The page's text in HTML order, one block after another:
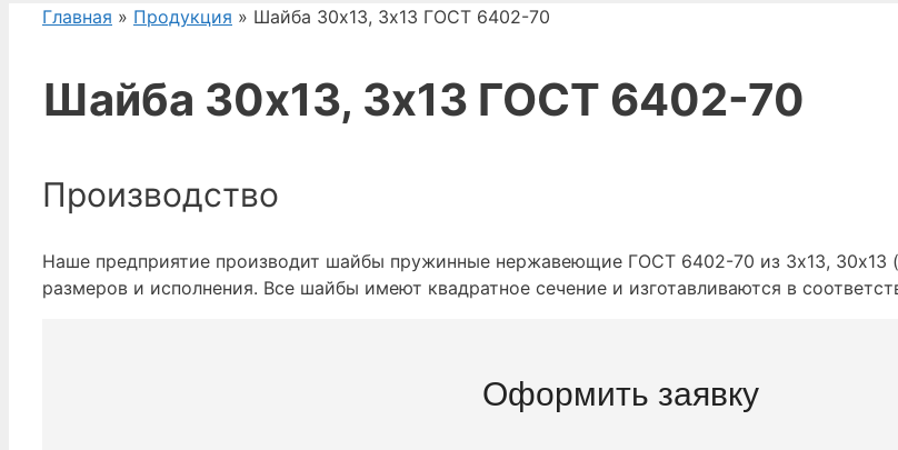
Главная » Продукция » Шайба 30х13, 3х13 ГОСТ 6402-70
Шайба 30х13, 3х13 ГОСТ 6402-70
Производство
Наше предприятие производит шайбы пружинные нержавеющие ГОСТ 6402-70 из 3х13,
размеров и исполнения. Все шайбы имеют квадратное сечение и изготавливаются в
Оформить заявку